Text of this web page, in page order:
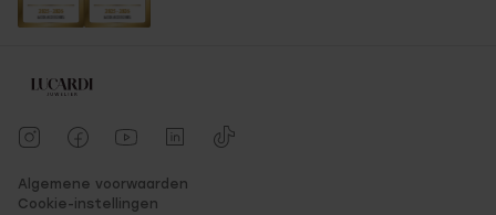
Algemene voorwaarden
Cookie-instellingen